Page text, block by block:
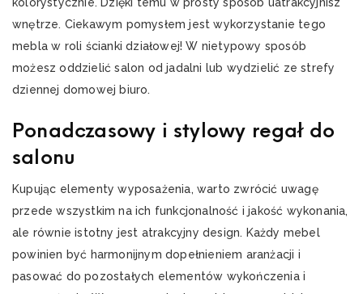
kolorystycznie. Dzięki temu w prosty sposób uatrakcyjnisz
wnętrze. Ciekawym pomysłem jest wykorzystanie tego
mebla w roli ścianki działowej! W nietypowy sposób
możesz oddzielić salon od jadalni lub wydzielić ze strefy
dziennej domowej biuro.
Ponadczasowy i stylowy regał do
salonu
Kupując elementy wyposażenia, warto zwrócić uwagę
przede wszystkim na ich funkcjonalność i jakość wykonania,
ale równie istotny jest atrakcyjny design. Każdy mebel
powinien być harmonijnym dopełnieniem aranżacji i
pasować do pozostałych elementów wykończenia i